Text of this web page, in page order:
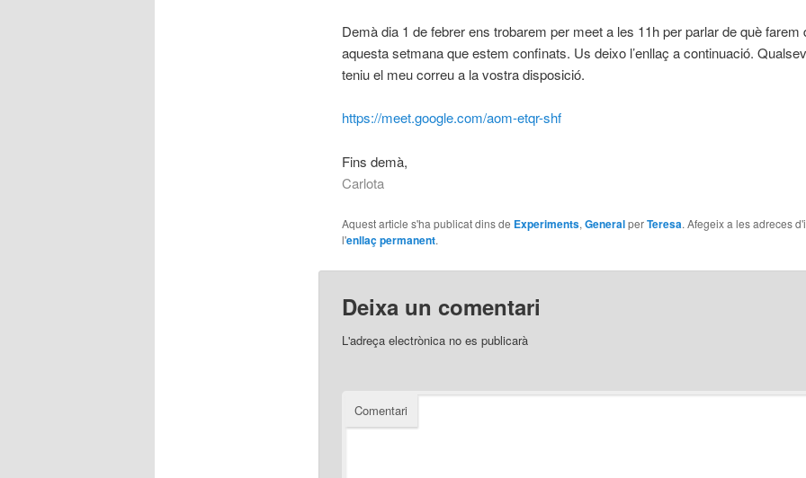
Demà dia 1 de febrer ens trobarem per meet a les 11h per parlar de què farem
aquesta setmana que estem confinats. Us deixo l’enllaç a continuació.
teniu el meu correu a la vostra disposició.
https://meet.google.com/aom-etqr-shf
Fins demà,
Carlota
Aquest article s'ha publicat dins de Experiments, GeneralperTeresa. Afegeix a les adreces
l'enllaç permanent.
Deixa un comentari
L'adreça electrònica no es publicarà
Comentari